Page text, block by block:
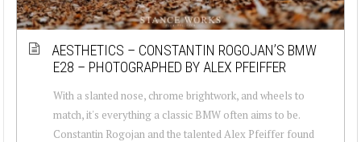
AESTHETICS – CONSTANTIN ROGOJAN’S BMW
E28 – PHOTOGRAPHED BY ALEX PFEIFFER
With a slanted nose, chrome brightwork, and wheels to
match, it's everything a classic BMW often aims to be.
Constantin Rogojan and the talented Alex Pfeiffer found